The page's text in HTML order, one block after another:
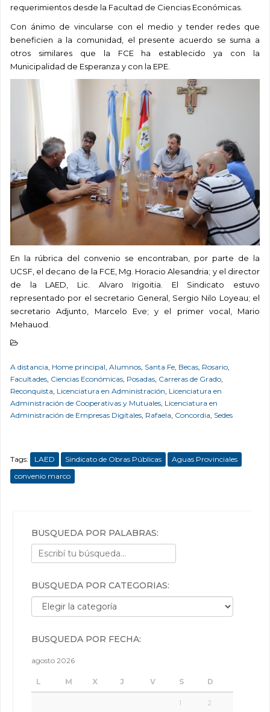
requerimientos desde la Facultad de Ciencias Económicas.
Con ánimo de vincularse con el medio y tender redes que
beneficien a la comunidad, el presente acuerdo se suma a
otros similares que la FCE ha establecido ya con la
Municipalidad de Esperanza y con la EPE.
En la rúbrica del convenio se encontraban, por parte de la
UCSF, el decano de la FCE, Mg. Horacio Alesandria; y el director
de la LAED, Lic. Alvaro Irigoitia. El Sindicato estuvo
representado por el secretario General, Sergio Nilo Loyeau; el
secretario Adjunto, Marcelo Eve; y el primer vocal, Mario
Mehauod.
A distancia, Home principal, Alumnos, Santa Fe, Becas, Rosario,
Facultades, Ciencias Económicas, Posadas, Carreras de Grado,
Reconquista, Licenciatura en Administración, Licenciatura en
Administración de Cooperativas y Mutuales, Licenciatura en
Administración de Empresas Digitales, Rafaela, Concordia, Sedes
Tags: LAED Sindicato de Obras Públicas
Aguas Provinciales
convenio marco
BÚSQUEDA POR PALABRAS:
BÚSQUEDA POR CATEGORÍAS:
Búsqueda por categorías:
BÚSQUEDA POR FECHA:
agosto 2026
L M X J V S D
1 2